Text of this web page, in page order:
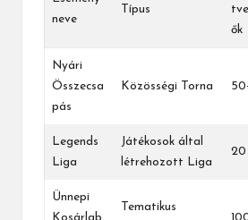
neve
Típus
ők
Nyári
Összecsa
pás
Közösségi Torna
Legends
Liga
Játékosok által
létrehozott Liga
20
Ünnepi
Tematikus